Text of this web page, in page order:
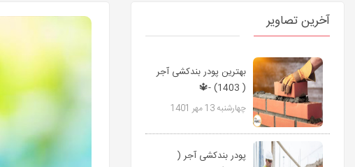
آخرین تصاویر
بهترین پودر بندکشی آجر
( 1403) -🔱
09127511808
چهارشنبه 13 مهر 1401
پودر بندکشی آجر (